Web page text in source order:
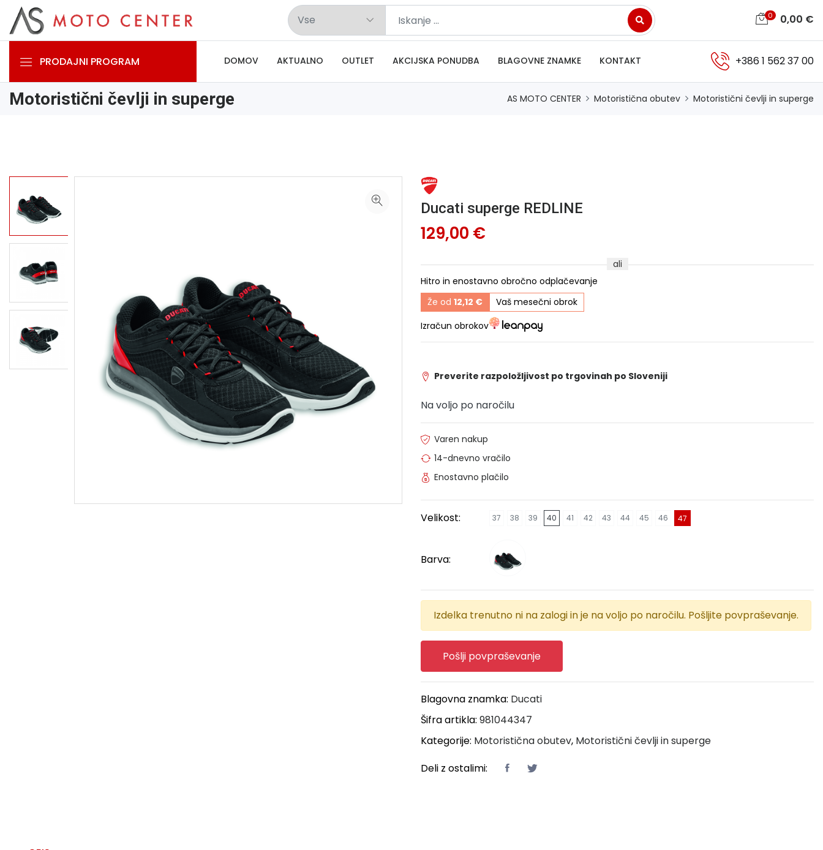
0 0,00 €
PRODAJNI PROGRAM DOMOV AKTUALNO OUTLET AKCIJSKA PONUDBA BLAGOVNE ZNAMKE KONTAKT +386 1 562 37 00
Motoristični čevlji in superge AS MOTO CENTER Motoristična obutev Motoristični čevlji in superge
Ducati superge REDLINE
129,00 €
ali
Hitro in enostavno obročno odplačevanje
Že od 12,12 €
Vaš mesečni obrok
Izračun obrokov
Preverite razpoložljivost po trgovinah po Sloveniji
Na voljo po naročilu
Varen nakup
14-dnevno vračilo
Enostavno plačilo
Velikost: 37 38 39 40 41 42 43 44 45 46 47
Barva:
Izdelka trenutno ni na zalogi in je na voljo po naročilu. Pošljite povpraševanje.
Pošlji povpraševanje
Blagovna znamka: Ducati
Šifra artikla: 981044347
Kategorije: Motoristična obutev, Motoristični čevlji in superge
Deli z ostalimi: